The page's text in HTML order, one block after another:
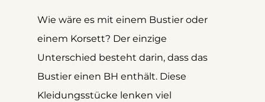
Wie wäre es mit einem Bustier oder
einem Korsett? Der einzige
Unterschied besteht darin, dass das
Bustier einen BH enthält. Diese
Kleidungsstücke lenken viel